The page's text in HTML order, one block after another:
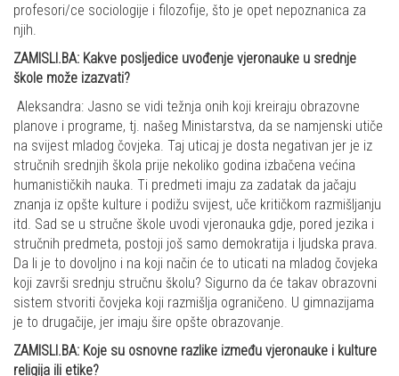
profesori/ce sociologije i filozofije, što je opet nepoznanica za
njih.
ZAMISLI.BA: Kakve posljedice uvođenje vjeronauke u srednje
škole može izazvati?
Aleksandra: Jasno se vidi težnja onih koji kreiraju obrazovne
planove i programe, tj. našeg Ministarstva, da se namjenski utiče
na svijest mladog čovjeka. Taj uticaj je dosta negativan jer je iz
stručnih srednjih škola prije nekoliko godina izbačena većina
humanističkih nauka. Ti predmeti imaju za zadatak da jačaju
znanja iz opšte kulture i podižu svijest, uče kritičkom razmišljanju
itd. Sad se u stručne škole uvodi vjeronauka gdje, pored jezika i
stručnih predmeta, postoji još samo demokratija i ljudska prava.
Da li je to dovoljno i na koji način će to uticati na mladog čovjeka
koji završi srednju stručnu školu? Sigurno da će takav obrazovni
sistem stvoriti čovjeka koji razmišlja ograničeno. U gimnazijama
je to drugačije, jer imaju šire opšte obrazovanje.
ZAMISLI.BA: Koje su osnovne razlike između vjeronauke i kulture
religija ili etike?